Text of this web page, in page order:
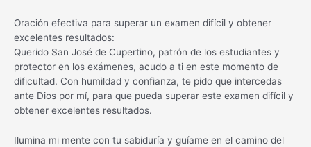
Oración efectiva para superar un examen difícil y obtener
excelentes resultados:
Querido San José de Cupertino, patrón de los estudiantes y
protector en los exámenes, acudo a ti en este momento de
dificultad. Con humildad y confianza, te pido que intercedas
ante Dios por mí, para que pueda superar este examen difícil y
obtener excelentes resultados.
Ilumina mi mente con tu sabiduría y guíame en el camino del